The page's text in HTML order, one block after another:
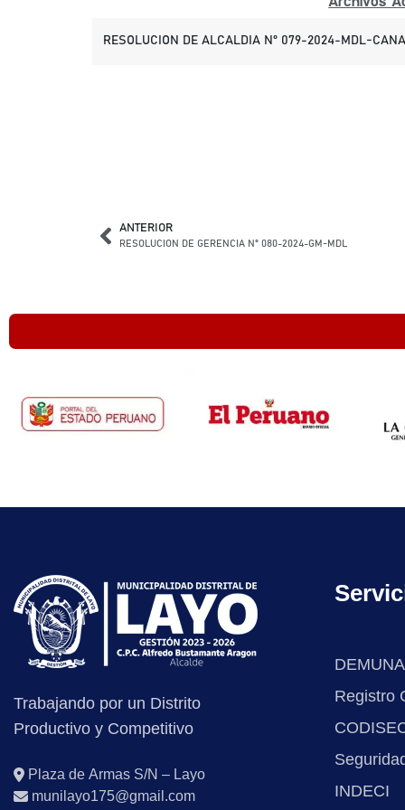
RESOLUCION DE ALCALDIA N° 079-2024-MDL-
ANTERIOR
RESOLUCION DE GERENCIA N° 080-2024-GM-MDL
Trabajando por un Distrito
Productivo y Competitivo
Plaza de Armas S/N – Layo
munilayo175@gmail.com
DEMUNA
Registro
INDECI